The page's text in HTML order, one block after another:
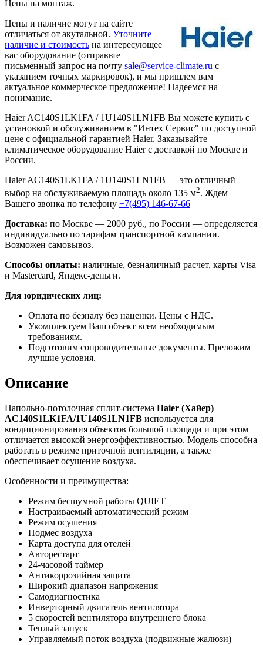
Цены на монтаж.
Цены и наличие могут на сайте
отличаться от акутальной. Уточните
наличие и стоимость на интересующее
вас оборудование (отправьте
письменный запрос на почту sale@service-climate.ru с
указанием точных маркировок), и мы пришлем вам
актуальное коммерческое предложение! Надеемся на
понимание.
Haier AC140S1LK1FA / 1U140S1LN1FB Вы можете купить с
установкой и обслуживанием в "Интех Сервис" по доступной
цене с официальной гарантией Haier. Заказывайте
климатическое оборудование Haier с доставкой по Москве и
России.
Haier AC140S1LK1FA / 1U140S1LN1FB — это отличный
выбор на обслуживаемую площадь около 135 м2. Ждем
Вашего звонка по телефону +7(495) 146-67-66
Доставка: по Москве — 2000 руб., по России — определяется
индивидуально по тарифам транспортной кампании.
Возможен самовывоз.
Способы оплаты: наличные, безналичный расчет, карты Visa
и Mastercard, Яндекс-деньги.
Для юридических лиц:
Оплата по безналу без наценки. Цены с НДС.
Укомплектуем Ваш объект всем необходимым
требованиям.
Подготовим сопроводительные документы. Преложим
лучшие условия.
Описание
Напольно-потолочная сплит-система Haier (Хайер)
AC140S1LK1FA/1U140S1LN1FB используется для
кондиционирования объектов большой площади и при этом
отличается высокой энергоэффективностью. Модель способна
работать в режиме приточной вентиляции, а также
обеспечивает осушение воздуха.
Особенности и преимущества:
Режим бесшумной работы QUIET
Настраиваемый автоматический режим
Режим осушения
Подмес воздуха
Карта доступа для отелей
Авторестарт
24-часовой таймер
Антикоррозийная защита
Широкий диапазон напряжения
Самодиагностика
Инверторный двигатель вентилятора
5 скоростей вентилятора внутреннего блока
Теплый запуск
Управляемый поток воздуха (подвижные жалюзи)